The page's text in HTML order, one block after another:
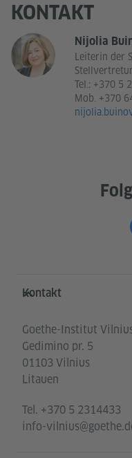
KONTAKT
Nijolia
Leiterin der
Tel.: +370 5
Mob. +370
Service- und
Kontakt
Goethe-Institut
Gedimino pr. 5
01103 Vilnius
Litauen
Tel. +370 5 2314433
info-